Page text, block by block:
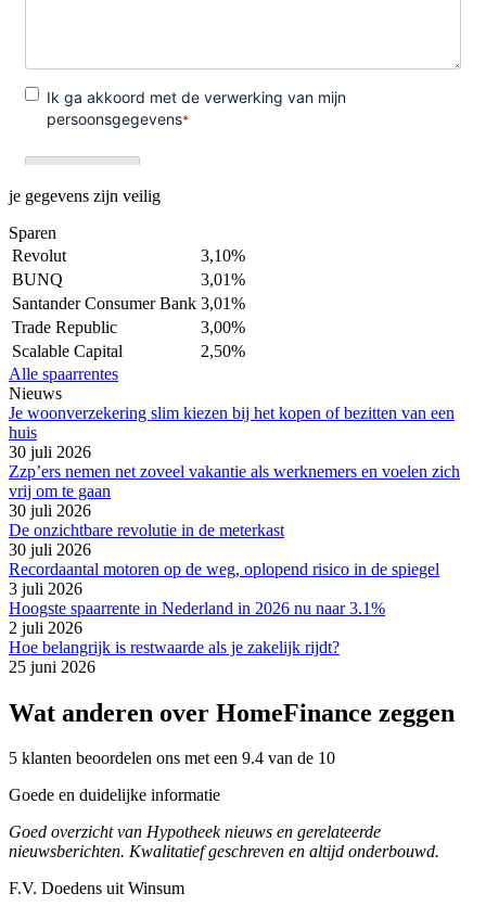
je gegevens zijn veilig
Sparen
Revolut
3,10%
BUNQ
3,01%
Santander Consumer Bank 3,01%
Trade Republic
3,00%
Scalable Capital
2,50%
Alle spaarrentes
Nieuws
Je woonverzekering slim kiezen bij het kopen of bezitten van een
huis
30 juli 2026
Zzp’ers nemen net zoveel vakantie als werknemers en voelen zich
vrij om te gaan
30 juli 2026
De onzichtbare revolutie in de meterkast
30 juli 2026
Recordaantal motoren op de weg, oplopend risico in de spiegel
3 juli 2026
Hoogste spaarrente in Nederland in 2026 nu naar 3.1%
2 juli 2026
Hoe belangrijk is restwaarde als je zakelijk rijdt?
25 juni 2026
Wat anderen over HomeFinance zeggen
5 klanten beoordelen ons met een 9.4 van de 10
Goede en duidelijke informatie
Goed overzicht van Hypotheek nieuws en gerelateerde
nieuwsberichten. Kwalitatief geschreven en altijd onderbouwd.
F.V. Doedens uit Winsum